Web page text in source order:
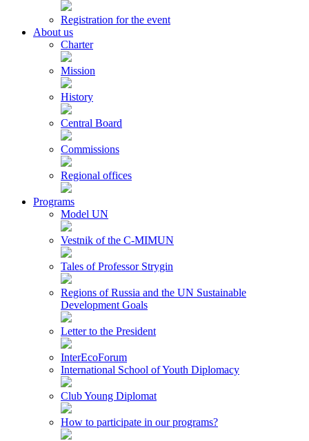
Registration for the event
About us
Charter
Mission
History
Central Board
Commissions
Regional offices
Programs
Model UN
Vestnik of the C-MIMUN
Tales of Professor Strygin
Regions of Russia and the UN Sustainable
Development Goals
Letter to the President
InterEcoForum
International School of Youth Diplomacy
Club Young Diplomat
How to participate in our programs?